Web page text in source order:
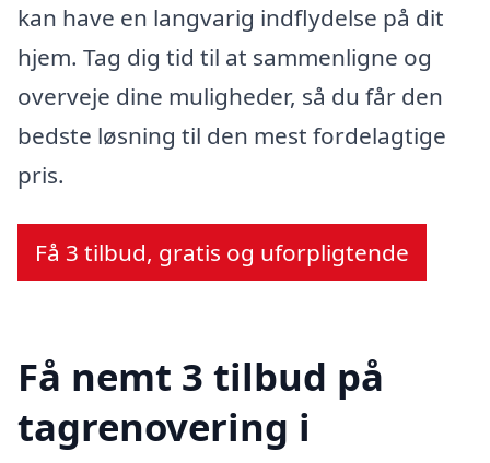
kan have en langvarig indflydelse på dit
hjem. Tag dig tid til at sammenligne og
overveje dine muligheder, så du får den
bedste løsning til den mest fordelagtige
pris.
Få 3 tilbud, gratis og uforpligtende
Få nemt 3 tilbud på
tagrenovering i